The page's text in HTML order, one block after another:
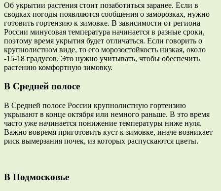
Об укрытии растения стоит позаботиться заранее. Если в
сводках погоды появляются сообщения о заморозках, нужно
готовить гортензию к зимовке. В зависимости от региона
России минусовая температура начинается в разные сроки,
поэтому время укрытия будет отличаться. Если говорить о
крупнолистном виде, то его морозостойкость низкая, около
-15-18 градусов. Это нужно учитывать, чтобы обеспечить
растению комфортную зимовку.
В Средней полосе
В Средней полосе России крупнолистную гортензию
укрывают в конце октября или немного раньше. В это время
часто уже начинается понижение температуры ниже нуля.
Важно вовремя приготовить куст к зимовке, иначе возникает
риск вымерзания почек, из которых распускаются цветы.
В Подмосковье